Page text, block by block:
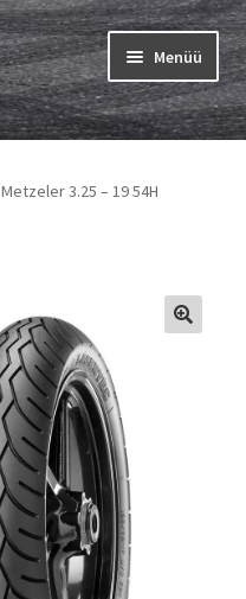
Menüü
Ava
Ava
Metzeler 3.25 – 19 54H